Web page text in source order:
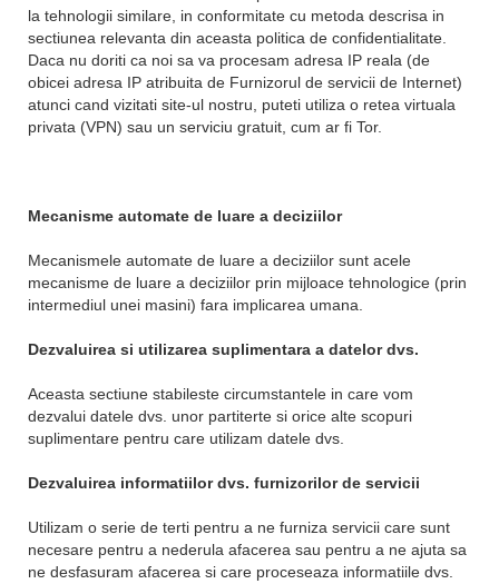
la tehnologii similare, in conformitate cu metoda descrisa in
sectiunea relevanta din aceasta politica de confidentialitate.
Daca nu doriti ca noi sa va procesam adresa IP reala (de
obicei adresa IP atribuita de Furnizorul de servicii de Internet)
atunci cand vizitati site-ul nostru, puteti utiliza o retea virtuala
privata (VPN) sau un serviciu gratuit, cum ar fi Tor.
Mecanisme automate de luare a deciziilor
Mecanismele automate de luare a deciziilor sunt acele
mecanisme de luare a deciziilor prin mijloace tehnologice (prin
intermediul unei masini) fara implicarea umana.
Dezvaluirea si utilizarea suplimentara a datelor dvs.
Aceasta sectiune stabileste circumstantele in care vom
dezvalui datele dvs. unor partiterte si orice alte scopuri
suplimentare pentru care utilizam datele dvs.
Dezvaluirea informatiilor dvs. furnizorilor de servicii
Utilizam o serie de terti pentru a ne furniza servicii care sunt
necesare pentru a nederula afacerea sau pentru a ne ajuta sa
ne desfasuram afacerea si care proceseaza informatiile dvs.